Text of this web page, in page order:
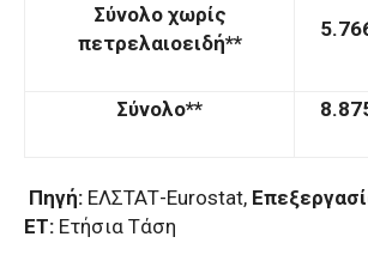
Σύνολο χωρίς
πετρελαιοειδή**
Σύνολο**
Πηγή: ΕΛΣΤΑΤ-Eurostat,
ΕΤ: Ετήσια Τάση